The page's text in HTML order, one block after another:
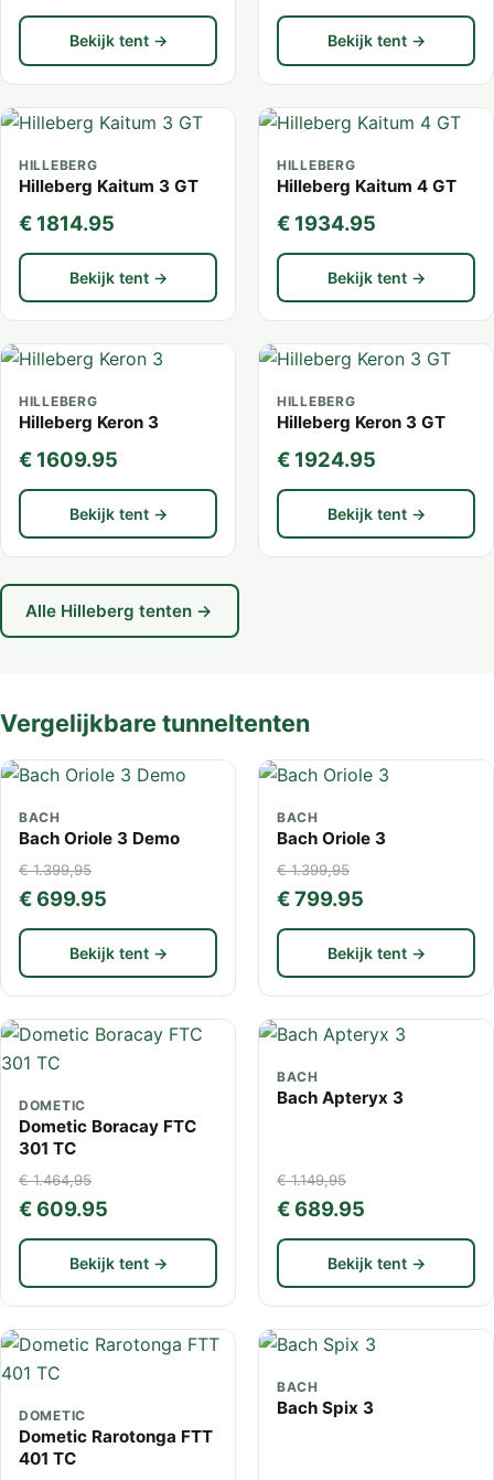
Bekijk tent → Bekijk tent →
HILLEBERG
Hilleberg Kaitum 3 GT
€ 1814.95
Bekijk tent →
HILLEBERG
Hilleberg Kaitum 4 GT
€ 1934.95
Bekijk tent →
HILLEBERG
Hilleberg Keron 3
€ 1609.95
Bekijk tent →
HILLEBERG
Hilleberg Keron 3 GT
€ 1924.95
Bekijk tent →
Alle Hilleberg tenten →
Vergelijkbare tunneltenten
BACH
Bach Oriole 3 Demo
€ 1.399,95
€ 699.95
Bekijk tent →
BACH
Bach Oriole 3
€ 1.399,95
€ 799.95
Bekijk tent →
DOMETIC
Dometic Boracay FTC
301 TC
€ 1.464,95
€ 609.95
Bekijk tent →
BACH
Bach Apteryx 3
€ 1.149,95
€ 689.95
Bekijk tent →
DOMETIC
Dometic Rarotonga FTT
401 TC
BACH
Bach Spix 3